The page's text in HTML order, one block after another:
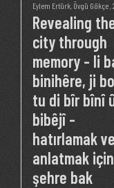
Eylem Ertürk, Övgü Gökçe ,
Revealing
city through
memory - li
binihêre, ji
tu di bîr bînî
bibêjî -
hatırlamak ve
anlatmak için
şehre bak